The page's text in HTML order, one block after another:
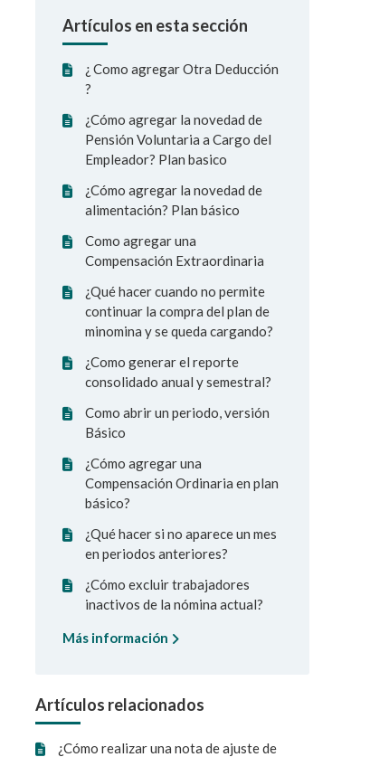
Artículos en esta sección
¿ Como agregar Otra Deducción
?
¿Cómo agregar la novedad de
Pensión Voluntaria a Cargo del
Empleador? Plan basico
¿Cómo agregar la novedad de
alimentación? Plan básico
Como agregar una
Compensación Extraordinaria
¿Qué hacer cuando no permite
continuar la compra del plan de
minomina y se queda cargando?
¿Como generar el reporte
consolidado anual y semestral?
Como abrir un periodo, versión
Básico
¿Cómo agregar una
Compensación Ordinaria en plan
básico?
¿Qué hacer si no aparece un mes
en periodos anteriores?
¿Cómo excluir trabajadores
inactivos de la nómina actual?
Más información
Artículos relacionados
¿Cómo realizar una nota de ajuste de